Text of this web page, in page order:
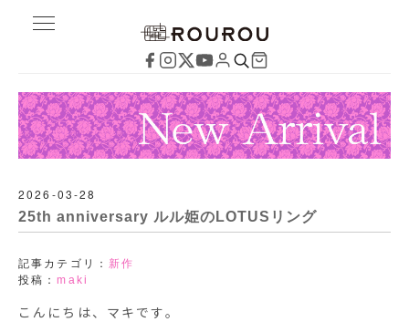
2026-03-28
25th anniversary ルル姫のLOTUSリング
記事カテゴリ： 新作
投稿：maki
こんにちは、マキです。